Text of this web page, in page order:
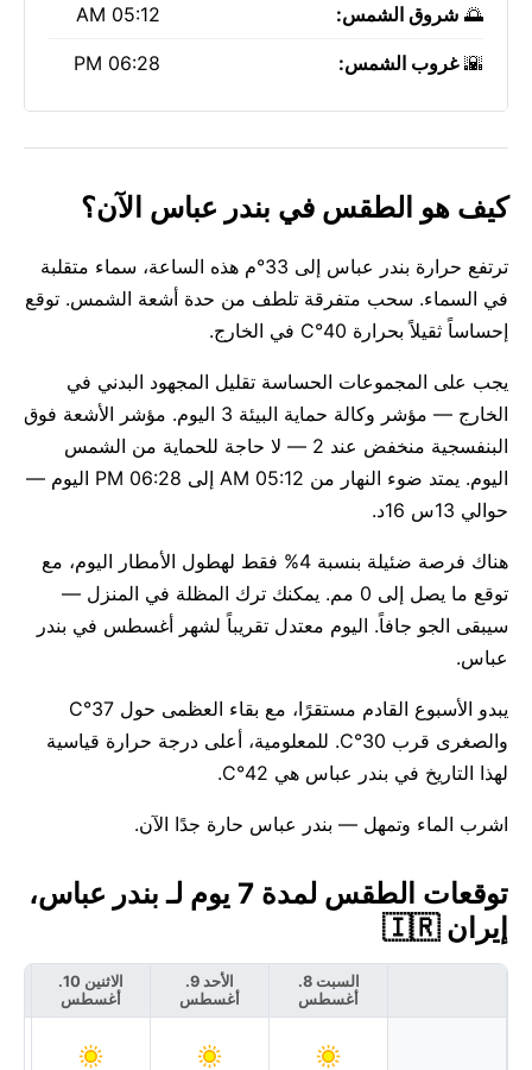
🌅 شروق الشمس: 05:12 AM
🌇غروب الشمس: 06:28 PM
كيف هو الطقس في بندر عباس الآن؟
ترتفع حرارة بندر عباس إلى 33°م هذه الساعة، سماء متقلبة
في السماء. سحب متفرقة تلطف من حدة أشعة الشمس. توقع
إحساساً ثقيلاً بحرارة 40°C في الخارج.
يجب على المجموعات الحساسة تقليل المجهود البدني في
الخارج — مؤشر وكالة حماية البيئة 3 اليوم. مؤشر الأشعة فوق
البنفسجية منخفض عند 2 — لا حاجة للحماية من الشمس
اليوم. يمتد ضوء النهار من 05:12 AM إلى 06:28 PM اليوم —
حوالي 13س 16د.
هناك فرصة ضئيلة بنسبة 4% فقط لهطول الأمطار اليوم، مع
توقع ما يصل إلى 0 مم. يمكنك ترك المظلة في المنزل —
سيبقى الجو جافاً. اليوم معتدل تقريباً لشهر أغسطس في بندر
عباس.
يبدو الأسبوع القادم مستقرًا، مع بقاء العظمى حول 37°C
والصغرى قرب 30°C. للمعلومية، أعلى درجة حرارة قياسية
لهذا التاريخ في بندر عباس هي 42°C.
اشرب الماء وتمهل — بندر عباس حارة جدًا الآن.
توقعات الطقس لمدة 7 يوم لـ بندر عباس،
إيران 🇮🇷
السبت 8.
أغسطس
الأحد 9.
أغسطس
الاثنين 10.
أغسطس